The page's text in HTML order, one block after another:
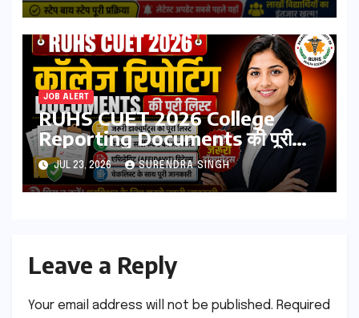
Download Process
JOB ALERT
RUHS CUET 2026 College
Reporting Documents की पूरी
लिस्ट | जरूरी डॉक्यूमेंट्स, मेडिकल
सर्टिफिकेट, एफिडेविट & चेकलिस्ट
JUL 23, 2026 SURENDRA SINGH
Leave a Reply
Your email address will not be published. Required